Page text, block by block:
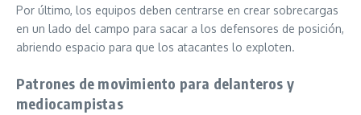
Por último, los equipos deben centrarse en crear sobrecargas
en un lado del campo para sacar a los defensores de posición,
abriendo espacio para que los atacantes lo exploten.
Patrones de movimiento para delanteros y
mediocampistas